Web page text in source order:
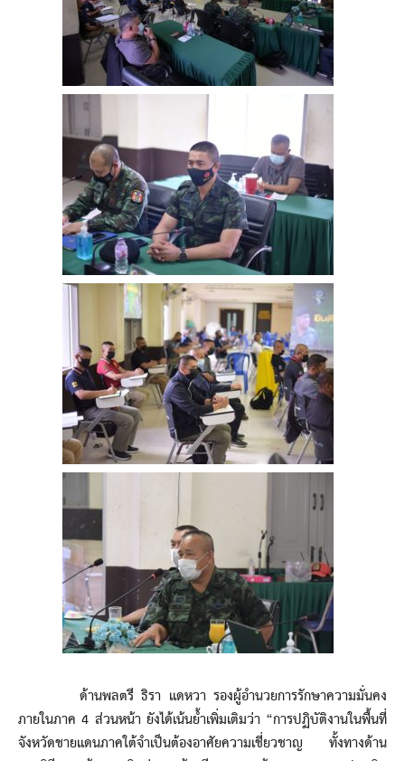
ด้านพลตรี ธิรา แดหวา รองผู้อำนวยการรักษาความมั่นคง
ภายในภาค 4 ส่วนหน้า ยังได้เน้นย้ำเพิ่มเติมว่า “การปฏิบัติงานในพื้นที่
จังหวัดชายแดนภาคใต้จำเป็นต้องอาศัยความเชี่ยวชาญ ทั้งทางด้าน